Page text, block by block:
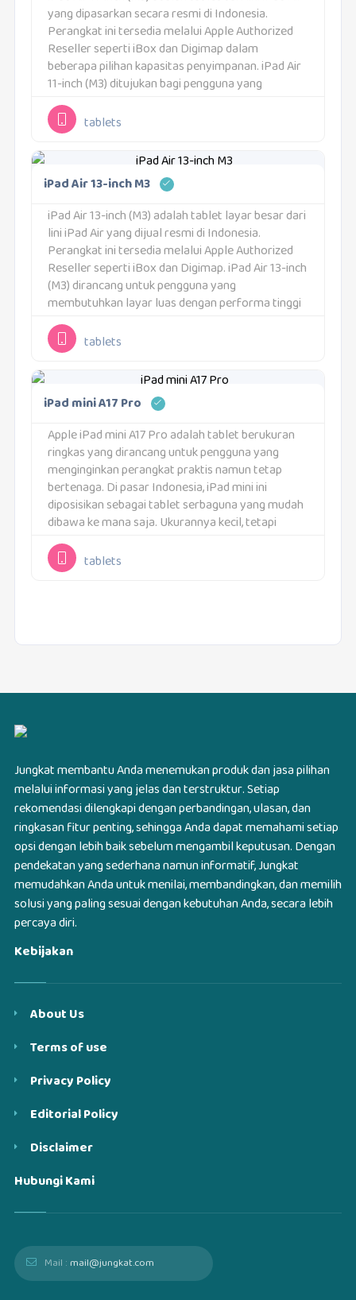
yang dipasarkan secara resmi di Indonesia.
Perangkat ini tersedia melalui Apple Authorized
Reseller seperti iBox dan Digimap dalam
beberapa pilihan kapasitas penyimpanan. iPad Air
11-inch (M3) ditujukan bagi pengguna yang
menginginkan tablet bertenaga dengan ukuran
layar yang tetap ringkas dan...
tablets
iPad Air 13-inch M3
iPad Air 13-inch (M3) adalah tablet layar besar dari
lini iPad Air yang dijual resmi di Indonesia.
Perangkat ini tersedia melalui Apple Authorized
Reseller seperti iBox dan Digimap. iPad Air 13-inch
(M3) dirancang untuk pengguna yang
membutuhkan layar luas dengan performa tinggi
dalam perangkat yang tetap ringan dan praktis
digunakan.Tablet...
tablets
iPad mini A17 Pro
Apple iPad mini A17 Pro adalah tablet berukuran
ringkas yang dirancang untuk pengguna yang
menginginkan perangkat praktis namun tetap
bertenaga. Di pasar Indonesia, iPad mini ini
diposisikan sebagai tablet serbaguna yang mudah
dibawa ke mana saja. Ukurannya kecil, tetapi
kemampuannya mencakup berbagai kebutuhan
harian, mulai dari belajar, bekerja, hingga
hiburan.iPad...
tablets
Jungkat membantu Anda menemukan produk dan jasa pilihan
melalui informasi yang jelas dan terstruktur. Setiap
rekomendasi dilengkapi dengan perbandingan, ulasan, dan
ringkasan fitur penting, sehingga Anda dapat memahami setiap
opsi dengan lebih baik sebelum mengambil keputusan. Dengan
pendekatan yang sederhana namun informatif, Jungkat
memudahkan Anda untuk menilai, membandingkan, dan memilih
solusi yang paling sesuai dengan kebutuhan Anda, secara lebih
percaya diri.
Kebijakan
About Us
Terms of use
Privacy Policy
Editorial Policy
Disclaimer
Hubungi Kami
Mail :mail@jungkat.com